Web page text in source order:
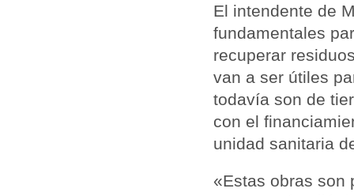
El intendente de
fundamentales
recuperar
van a ser útiles
todavía son de
con el
unidad sanitaria
«Estas obras son